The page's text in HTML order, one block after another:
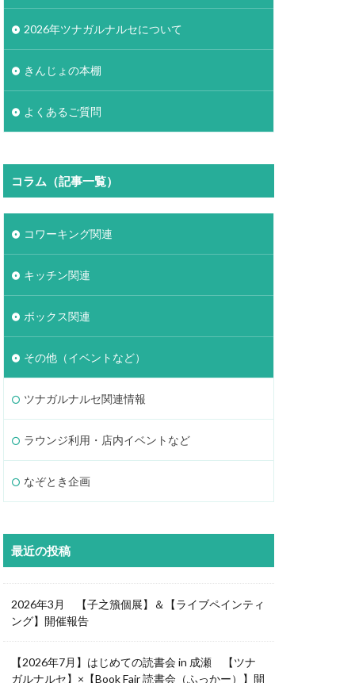
2026年ツナガルナルセについて
きんじょの本棚
よくあるご質問
コラム（記事一覧）
コワーキング関連
キッチン関連
ボックス関連
その他（イベントなど）
ツナガルナルセ関連情報
ラウンジ利用・店内イベントなど
なぞとき企画
最近の投稿
2026年3月 【子之籏個展】＆【ライブペインティ
ング】開催報告
【2026年7月】はじめての読書会 in 成瀬 【ツナ
ガルナルセ】×【Book Fair 読書会（ふっかー）】開